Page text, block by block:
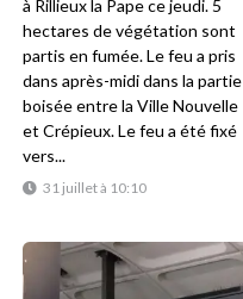
31 juillet à 10:10
à Rillieux la Pape ce jeudi. 5
hectares de végétation sont
partis en fumée. Le feu a pris
dans après-midi dans la partie
boisée entre la Ville Nouvelle
et Crépieux. Le feu a été fixé
vers...